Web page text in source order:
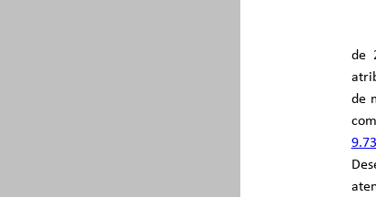
de
de